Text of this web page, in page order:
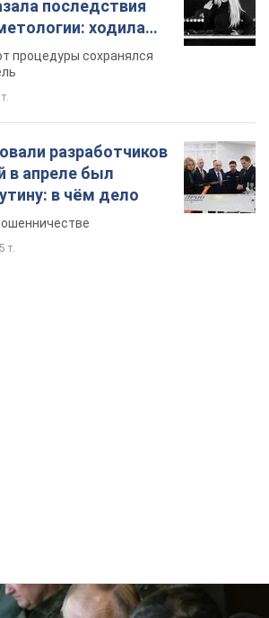
последствия
ходила
процедуры сохранялся
разработчиков
в апреле был
в чём дело
т.